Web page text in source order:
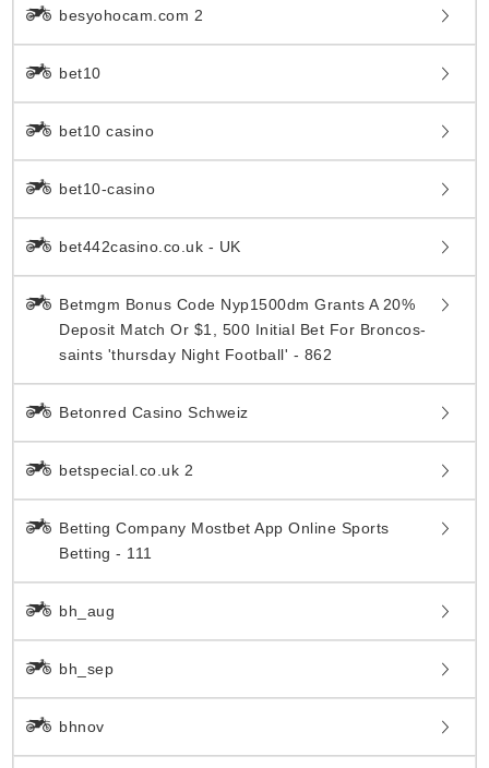
besyohocam.com 2
bet10
bet10 casino
bet10-casino
bet442casino.co.uk - UK
Betmgm Bonus Code Nyp1500dm Grants A 20%
Deposit Match Or $1, 500 Initial Bet For Broncos-
saints 'thursday Night Football' - 862
Betonred Casino Schweiz
betspecial.co.uk 2
Betting Company Mostbet App Online Sports
Betting - 111
bh_aug
bh_sep
bhnov